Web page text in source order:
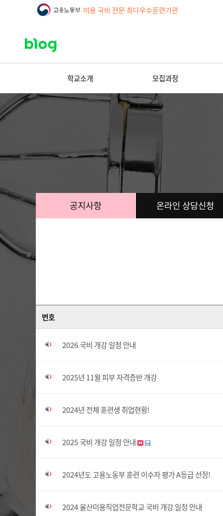
미용 국비 전문 최다우수훈련기관
학교소개 모집과정
공지사항 온라인 상담신청
번호
2026 국비 개강 일정 안내
2025년 11월 피부 자격증반 개강
2024년 전체 훈련생 취업현황!
2025 국비 개강 일정 안내
2024년도 고용노동부 훈련 이수자 평가 A등급 선정!
2024 울산미용직업전문학교 국비 개강 일정 안내